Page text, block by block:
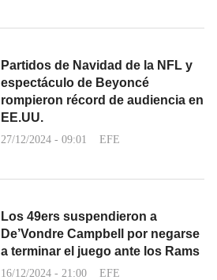
Partidos de Navidad de la NFL y
espectáculo de Beyoncé
rompieron récord de audiencia en
EE.UU.
27/12/2024 - 09:01 EFE
Los 49ers suspendieron a
De’Vondre Campbell por negarse
a terminar el juego ante los Rams
16/12/2024 - 21:00 EFE